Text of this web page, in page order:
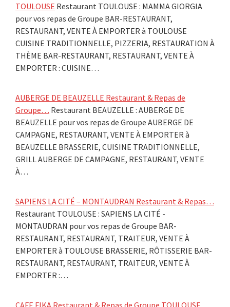
TOULOUSE Restaurant TOULOUSE : MAMMA GIORGIA
pour vos repas de Groupe BAR-RESTAURANT,
RESTAURANT, VENTE À EMPORTER à TOULOUSE
CUISINE TRADITIONNELLE, PIZZERIA, RESTAURATION À
THÈME BAR-RESTAURANT, RESTAURANT, VENTE À
EMPORTER : CUISINE…
AUBERGE DE BEAUZELLE Restaurant & Repas de
Groupe… Restaurant BEAUZELLE : AUBERGE DE
BEAUZELLE pour vos repas de Groupe AUBERGE DE
CAMPAGNE, RESTAURANT, VENTE À EMPORTER à
BEAUZELLE BRASSERIE, CUISINE TRADITIONNELLE,
GRILL AUBERGE DE CAMPAGNE, RESTAURANT, VENTE
À…
SAPIENS LA CITÉ – MONTAUDRAN Restaurant & Repas…
Restaurant TOULOUSE : SAPIENS LA CITÉ -
MONTAUDRAN pour vos repas de Groupe BAR-
RESTAURANT, RESTAURANT, TRAITEUR, VENTE À
EMPORTER à TOULOUSE BRASSERIE, RÔTISSERIE BAR-
RESTAURANT, RESTAURANT, TRAITEUR, VENTE À
EMPORTER :…
CAFE FIKA Restaurant & Repas de Groupe TOULOUSE